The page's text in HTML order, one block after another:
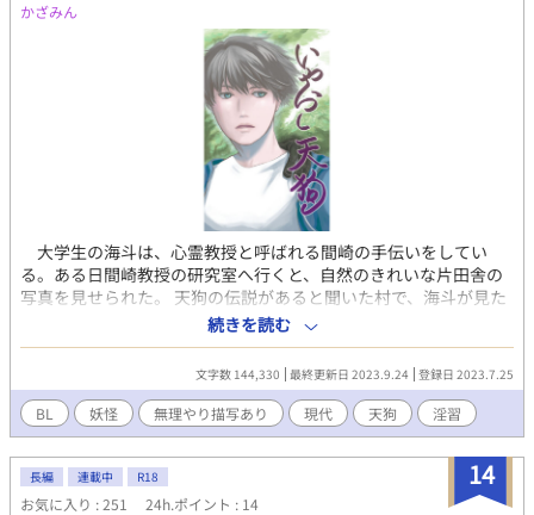
かざみん
大学生の海斗は、心霊教授と呼ばれる間崎の手伝いをしてい
る。ある日間崎教授の研究室へ行くと、自然のきれいな片田舎の
写真を見せられた。 天狗の伝説があると聞いた村で、海斗が見た
ものとは・・・ 海斗へおそいかかる魔の手、逃れることはできる
のか！？オカルト＆フォークステイル オブ ザ テング！ 宿の主人
の過去話「穂波編」も掲載してます。こちらはオカルト要素は薄
く、村人や富岡との出会いが中心です。 ※この物語に登場する人
物、名、団体、場所はすべてフィクションです。 レイプなどモラ
ルに反した描写もありますが、決して推奨しておりません。後
半、死に関するセンシティブな内容を含む話もありますのでご注
意ください。 ⓒ2023 Kazamidori 盗用・無断転載は禁止してい
ます。
続きを読む
文字数 144,330 最終更新日 2023.9.24 登録日 2023.7.25
BL 妖怪 無理やり描写あり 現代 天狗 淫習
14
長編 連載中 R18
お気に入り : 251 24h.ポイント : 14